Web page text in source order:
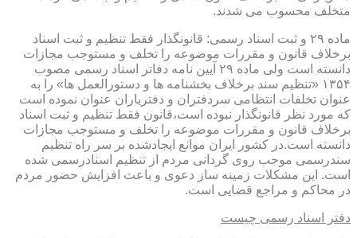
متخلف محسوب می شدند.
ماده ۲۹ و ثبت اسناد رسمی: قانونگذار فقط تنظیم و ثبت اسناد
برخلاف قانون و مقررات موضوعه را تخلف و مستوجب مجازات
دانسته است ولی ماده ۲۹ آیین نامه دفاتر اسناد رسمی مصوب
۱۳۵۴ «تنظیم سند برخلاف بخشنامه ها و دستورالعمل ها» را به
عنوان تخلفات انتظامی سردفتران و دفتریاران عنوان نموده است
که مورد نظر قانونگذار نبوده است،قانون فقط تنظیم و ثبت اسناد
برخلاف قانون و مقررات موضوعه را تخلف و مستوجب مجازات
دانسته است.در کشور ایران موانع ایجادشده بر سر راه تنظیم
سندرسمی موجب روی گردانی مردم از تنظیم اسنادرسمی شده
است. این مشکلات زمینه ساز دعوی و باعث افزایش حضور مردم
در محاکم و مراجع قضایی است.
دفتر اسناد رسمی چیست